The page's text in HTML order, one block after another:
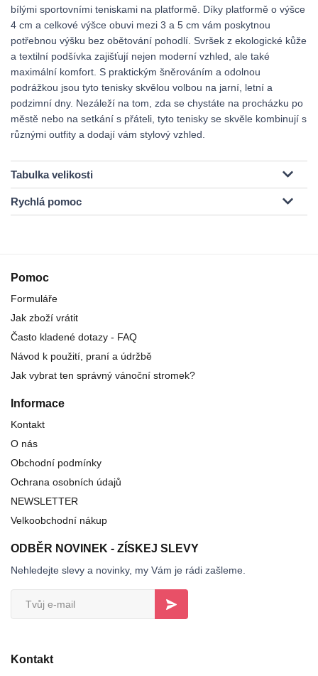
bílými sportovními teniskami na platformě. Díky platformě o výšce
4 cm a celkové výšce obuvi mezi 3 a 5 cm vám poskytnou
potřebnou výšku bez obětování pohodlí. Svršek z ekologické kůže
a textilní podšívka zajišťují nejen moderní vzhled, ale také
maximální komfort. S praktickým šněrováním a odolnou
podrážkou jsou tyto tenisky skvělou volbou na jarní, letní a
podzimní dny. Nezáleží na tom, zda se chystáte na procházku po
městě nebo na setkání s přáteli, tyto tenisky se skvěle kombinují s
různými outfity a dodají vám stylový vzhled.
Tabulka velikosti
Rychlá pomoc
Pomoc
Formuláře
Jak zboží vrátit
Často kladené dotazy - FAQ
Návod k použití, praní a údržbě
Jak vybrat ten správný vánoční stromek?
Informace
Kontakt
O nás
Obchodní podmínky
Ochrana osobních údajů
NEWSLETTER
Velkoobchodní nákup
ODBĚR NOVINEK - ZÍSKEJ SLEVY
Nehledejte slevy a novinky, my Vám je rádi zašleme.
Kontakt